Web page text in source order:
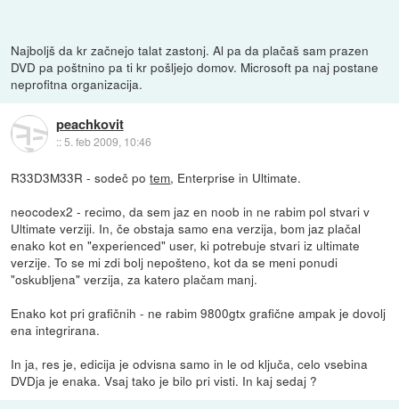
Najboljš da kr začnejo talat zastonj. Al pa da plačaš sam prazen
DVD pa poštnino pa ti kr pošljejo domov. Microsoft pa naj postane
neprofitna organizacija.
peachkovit
::5. feb 2009, 10:46
R33D3M33R - sodeč potem, Enterprise in Ultimate.
neocodex2 - recimo, da sem jaz en noob in ne rabim pol stvari v
Ultimate verziji. In, če obstaja samo ena verzija, bom jaz plačal
enako kot en "experienced" user, ki potrebuje stvari iz ultimate
verzije. To se mi zdi bolj nepošteno, kot da se meni ponudi
"oskubljena" verzija, za katero plačam manj.
Enako kot pri grafičnih - ne rabim 9800gtx grafične ampak je dovolj
ena integrirana.
In ja, res je, edicija je odvisna samo in le od ključa, celo vsebina
DVDja je enaka. Vsaj tako je bilo pri visti. In kaj sedaj ?